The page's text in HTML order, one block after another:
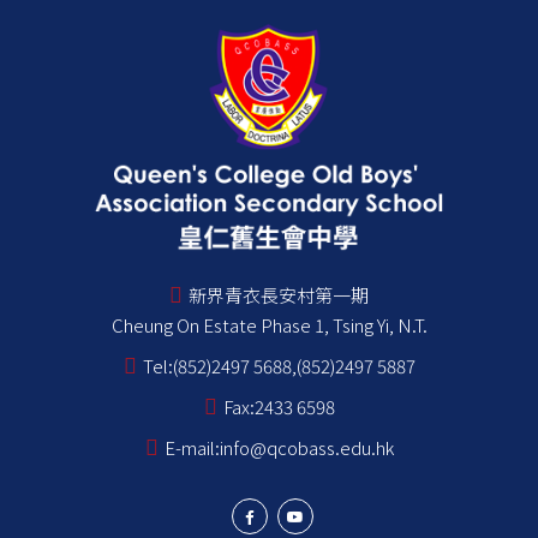
新界青衣長安村第一期
Cheung On Estate Phase 1, Tsing Yi, N.T.
Tel:(852)2497 5688,(852)2497 5887
Fax:2433 6598
E-mail:info@qcobass.edu.hk